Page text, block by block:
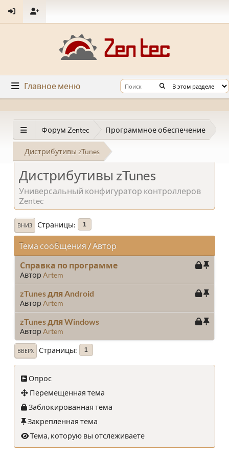
Главное меню
Форум Zentec Программное обеспечение
Дистрибутивы zTunes
Дистрибутивы zTunes
Универсальный конфигуратор контроллеров
Zentec
ВНИЗ Страницы 1
Тема сообщения / Автор
Справка по программе
Автор Artem
zTunes для Android
Автор Artem
zTunes для Windows
Автор Artem
ВВЕРХ Страницы 1
Опрос
Перемещенная тема
Заблокированная тема
Закрепленная тема
Тема, которую вы отслеживаете